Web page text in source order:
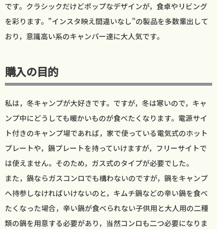
です。クラシックだけどポップなデザインが，食卓やリビング
を彩ります。”インスタ映え間違いなし”の製品を多数輩出して
おり，意識高い系のキャンパー達に大人気です。
購入の目的
私は，冬キャンプが大好きです。ですが，冬は寒いので，キャ
ンプ中にどうしても暖かいものが食べたくなります。電源サイ
ト付きのキャンプ場であれば，家で使っている電気式のホット
プレートや，鍋プレートを持っていけますが，フリーサイトで
は使えません。そのため，ガス式のタイプが必要でした。
また，鍋ならガスコンロでも構わないのですが，鍋をキャンプ
へ持参しなければいけないのと，キムチ鍋などの辛い鍋を食べ
たくなった場合，辛い鍋が食べられない子供用と大人用の二種
類の鍋を用意する必要があり，当然コンロも二つ必要になりま